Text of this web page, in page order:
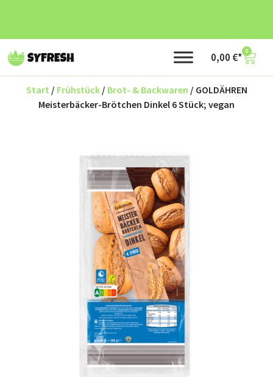
0,00 € 0
Start / Frühstück/ Brot- & Backwaren / GOLDÄHREN
Meisterbäcker-Brötchen Dinkel 6 Stück; vegan